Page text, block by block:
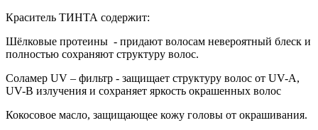
Краситель ТИНТА содержит:
Шёлковые протеины - придают волосам невероятный блеск и
полностью сохраняют структуру волос.
Соламер UV – фильтр - защищает структуру волос от UV-A,
UV-B излучения и сохраняет яркость окрашенных волос
Кокосовое масло, защищающее кожу головы от окрашивания.